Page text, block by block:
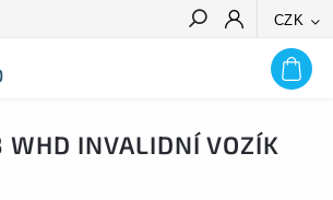
CZK
HLEDAT
INVALIDNÍ VOZÍK